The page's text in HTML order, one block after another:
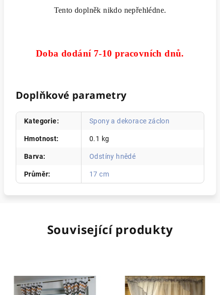
Tento doplněk nikdo nepřehlédne.
Doba dodání 7-10 pracovních dnů.
Doplňkové parametry
Kategorie: Spony a dekorace záclon
Hmotnost: 0.1 kg
Barva: Odstíny hnědé
Průměr: 17 cm
Související produkty